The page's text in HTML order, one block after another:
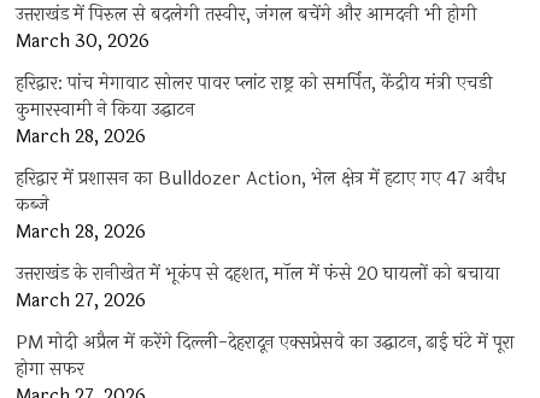
उत्तराखंड में पिरुल से बदलेगी तस्वीर, जंगल बचेंगे और आमदनी भी होगी
March 30, 2026
हरिद्वार: पांच मेगावाट सोलर पावर प्लांट राष्ट्र को समर्पित, केंद्रीय मंत्री एचडी
कुमारस्वामी ने किया उद्घाटन
March 28, 2026
हरिद्वार में प्रशासन का Bulldozer Action, भेल क्षेत्र में हटाए गए 47 अवैध
कब्जे
March 28, 2026
उत्तराखंड के रानीखेत में भूकंप से दहशत, मॉल में फंसे 20 घायलों को बचाया
March 27, 2026
PM मोदी अप्रैल में करेंगे दिल्ली-देहरादून एक्सप्रेसवे का उद्घाटन, ढाई घंटे में पूरा
होगा सफर